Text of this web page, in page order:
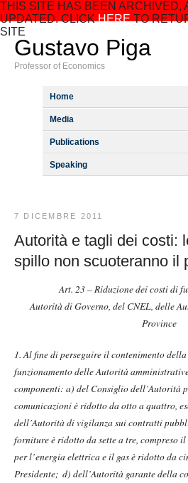
THIS SITE HAS BEEN ARCHIVED,
UPDATED. CLICKHERETO
SITE
Gustavo Piga
Professor of Economics
Home
Media
Publications
Speaking
7 DICEMBRE 2011
Autorità e tagli dei costi:
spillo non scuoteranno il
Art. 23 –Riduzione dei costi di
Autorità di Governo, del CNEL, delle
Province
1. Al fine di perseguire il contenimento
funzionamento delle Autorità
componenti: a) del Consiglio dell’Autorità
comunicazioni è ridotto da otto a quattro,
dell’Autorità di vigilanza sui contratti
forniture è ridotto da sette a tre, compreso il
per l’energia elettrica e il gas è ridotto da
Presidente; d) dell’Autorità garante della